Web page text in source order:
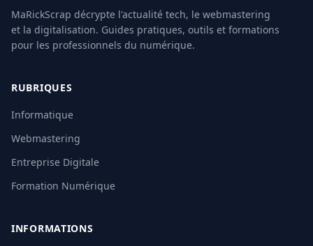
MaRickScrap décrypte l'actualité tech, le webmastering
et la digitalisation. Guides pratiques, outils et formations
pour les professionnels du numérique.
RUBRIQUES
Informatique
Webmastering
Entreprise Digitale
Formation Numérique
INFORMATIONS